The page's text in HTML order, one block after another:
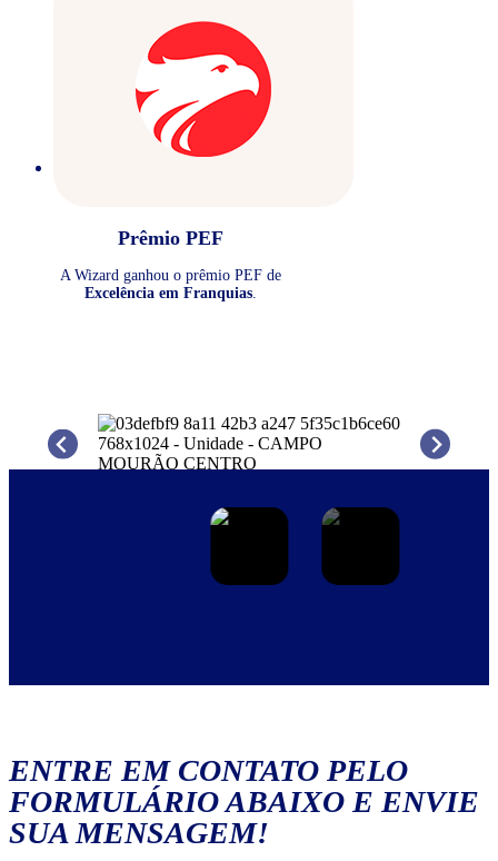
Prêmio PEF
A Wizard ganhou o prêmio PEF de
Excelência em Franquias.
ENTRE EM CONTATO PELO
FORMULÁRIO ABAIXO E ENVIE
SUA MENSAGEM!